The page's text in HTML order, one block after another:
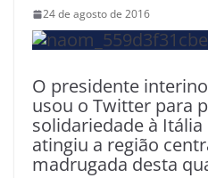
24 de agosto de 2016
O presidente
usou o Twitter para
solidariedade à
atingiu a região
madrugada desta